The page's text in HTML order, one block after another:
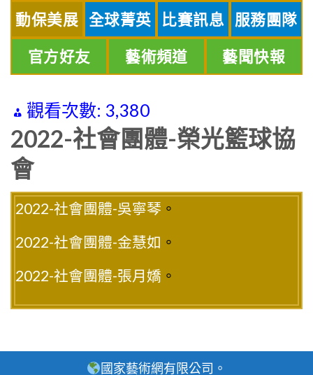
動保美展 全球菁英 比賽訊息 服務團隊
官方好友 藝術頻道 藝聞快報
觀看次數: 3,380
2022-社會團體-榮光籃球協
會
2022-社會團體-吳寧琴 。
2022-社會團體-金慧如 。
2022-社會團體-張月嬌 。
國家藝術網有限公司。